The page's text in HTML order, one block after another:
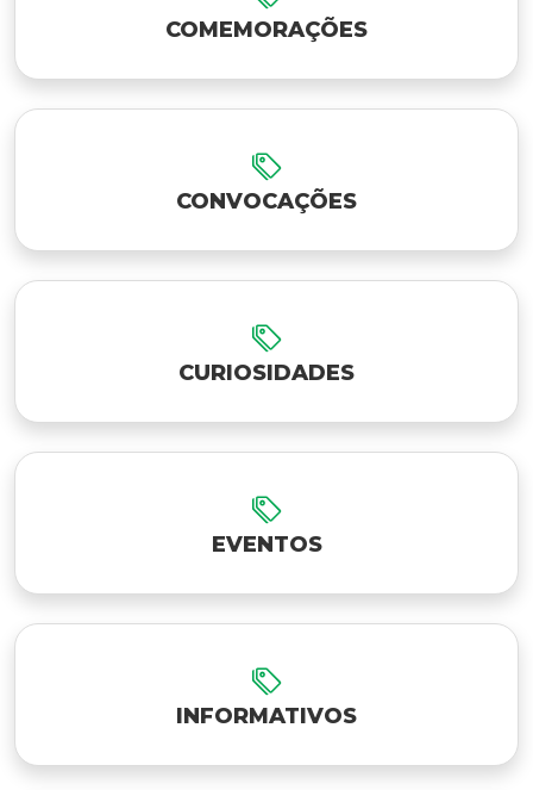
COMEMORAÇÕES
CONVOCAÇÕES
CURIOSIDADES
EVENTOS
INFORMATIVOS